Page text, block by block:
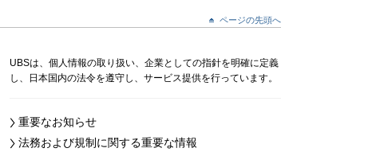
ページの先頭へ
UBSは、個人情報の取り扱い、企業としての指針を明確に定義
し、日本国内の法令を遵守し、サービス提供を行っています。
重要なお知らせ
法務および規制に関する重要な情報